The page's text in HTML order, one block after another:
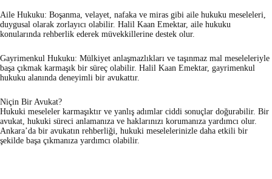
Aile Hukuku: Boşanma, velayet, nafaka ve miras gibi aile hukuku meseleleri,
duygusal olarak zorlayıcı olabilir. Halil Kaan Emektar, aile hukuku
konularında rehberlik ederek müvekkillerine destek olur.
Gayrimenkul Hukuku: Mülkiyet anlaşmazlıkları ve taşınmaz mal meseleleriyle
başa çıkmak karmaşık bir süreç olabilir. Halil Kaan Emektar, gayrimenkul
hukuku alanında deneyimli bir avukattır.
Niçin Bir Avukat?
Hukuki meseleler karmaşıktır ve yanlış adımlar ciddi sonuçlar doğurabilir. Bir
avukat, hukuki süreci anlamanıza ve haklarınızı korumanıza yardımcı olur.
Ankara’da bir avukatın rehberliği, hukuki meselelerinizle daha etkili bir
şekilde başa çıkmanıza yardımcı olabilir.